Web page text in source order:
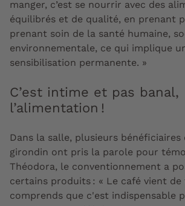
manger, c’est se nourrir avec des
équilibrés et de qualité, en prenant
prenant soin de la santé humaine,
environnementale, ce qui implique
sensibilisation permanente. »
C’est intime et pas banal,
l’alimentation !
Dans la salle, plusieurs
girondin ont pris la parole pour
Théodora, le conventionnement a
certains produits : « Le café vient de
comprends que c'est indispensable